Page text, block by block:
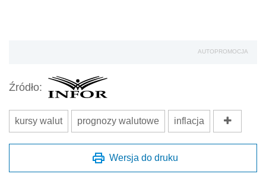
AUTOPROMOCJA
Źródło:
kursy walut prognozy walutowe inflacja
Wersja do druku